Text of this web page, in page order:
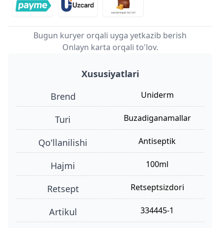
Bugun kuryer orqali uyga yetkazib berish
Onlayn karta orqali to'lov.
Xususiyatlari
Brend
Uniderm
turi buzadiganamallar
qo'llanilishi antiseptik
hajmi 100ml
retsept retseptsizdori
Artikul 334445-1